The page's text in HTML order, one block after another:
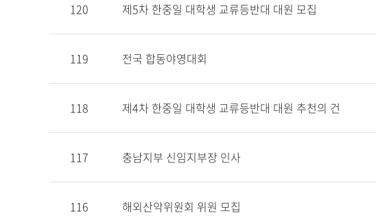
120 제5차 한중일 대학생 교류등반대 대원 모집
119 전국 합동야영대회
118 제4차 한중일 대학생 교류등반대 대원 추천의 건
117 충남지부 신임지부장 인사
116 해외산악위원회 위원 모집